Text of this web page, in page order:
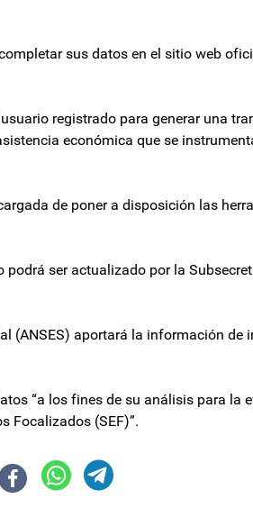
sus datos en el sitio web
registrado para generar una
económica que se
de poner a disposición las
ser actualizado por la
(ANSES) aportará la información de
“a los fines de su análisis para la
Focalizados (SEF)”.